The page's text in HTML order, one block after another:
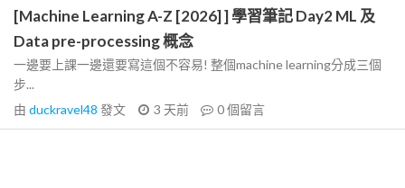
[Machine Learning A-Z [2026] ] 學習筆記 Day2 ML 及
Data pre-processing 概念
一邊要上課一邊還要寫這個不容易! 整個machine learning分成三個
步...
由 duckravel48 發文 3 天前 0個留言